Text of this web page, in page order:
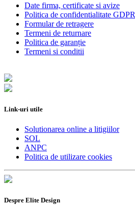
Date firma, certificate si avize
Politica de confidentialitate GDPR
Formular de retragere
Termeni de returnare
Politica de garanție
Termeni si conditii
Link-uri utile
Solutionarea online a litigiilor
SOL
ANPC
Politica de utilizare cookies
Despre Elite Design